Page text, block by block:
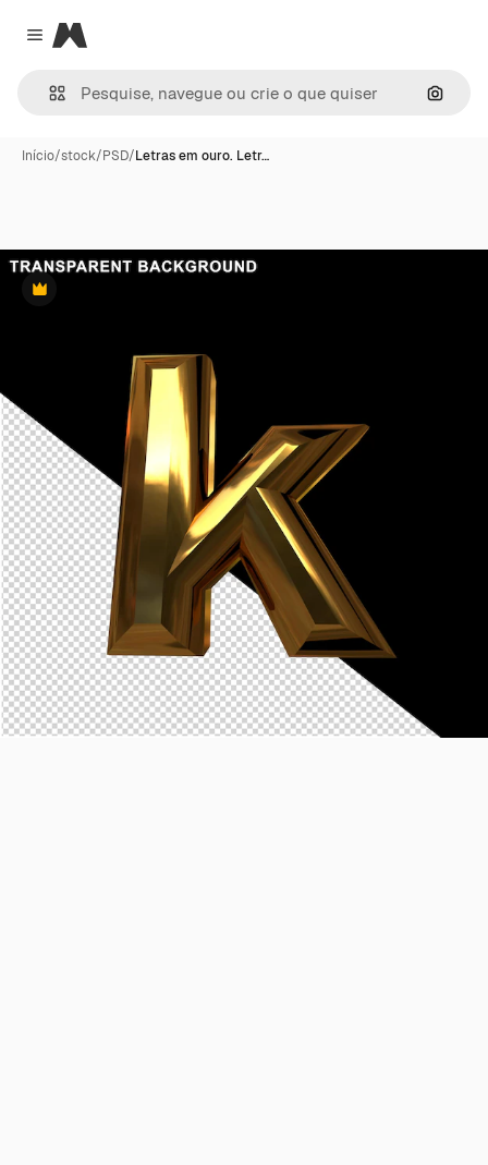
Close menu
Magnific
Início/stock/PSD/Letras em ouro. Letr…
Premium